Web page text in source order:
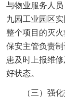
与物业服务人
九园工业园区
整个项目的灭
保安主管负责
患及时上报维
好状态。
（三）强化